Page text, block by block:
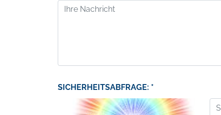
SICHERHEITSABFRAGE: *